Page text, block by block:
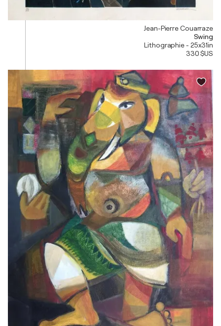
Jean-Pierre Couarraze
Swing
Lithographie - 25x31in
330 $US